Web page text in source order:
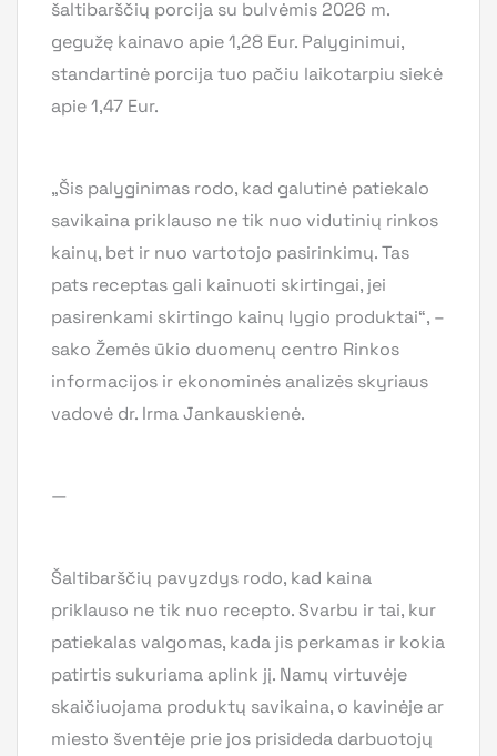
šaltibarščių porcija su bulvėmis 2026 m.
gegužę kainavo apie 1,28 Eur. Palyginimui,
standartinė porcija tuo pačiu laikotarpiu siekė
apie 1,47 Eur.
„Šis palyginimas rodo, kad galutinė patiekalo
savikaina priklauso ne tik nuo vidutinių rinkos
kainų, bet ir nuo vartotojo pasirinkimų. Tas
pats receptas gali kainuoti skirtingai, jei
pasirenkami skirtingo kainų lygio produktai“, –
sako Žemės ūkio duomenų centro Rinkos
informacijos ir ekonominės analizės skyriaus
vadovė dr. Irma Jankauskienė.
—
Šaltibarščių pavyzdys rodo, kad kaina
priklauso ne tik nuo recepto. Svarbu ir tai, kur
patiekalas valgomas, kada jis perkamas ir kokia
patirtis sukuriama aplink jį. Namų virtuvėje
skaičiuojama produktų savikaina, o kavinėje ar
miesto šventėje prie jos prisideda darbuotojų